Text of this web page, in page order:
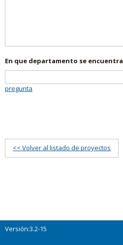
En que departamento se
pregunta
<< Volver al listado de proyectos
Versión:3.2-15